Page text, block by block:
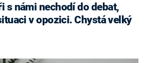
s námi nechodí do debat,
v opozici. Chystá velký